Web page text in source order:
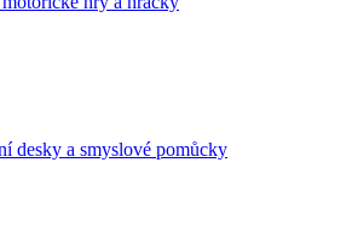
desky a smyslové pomůcky